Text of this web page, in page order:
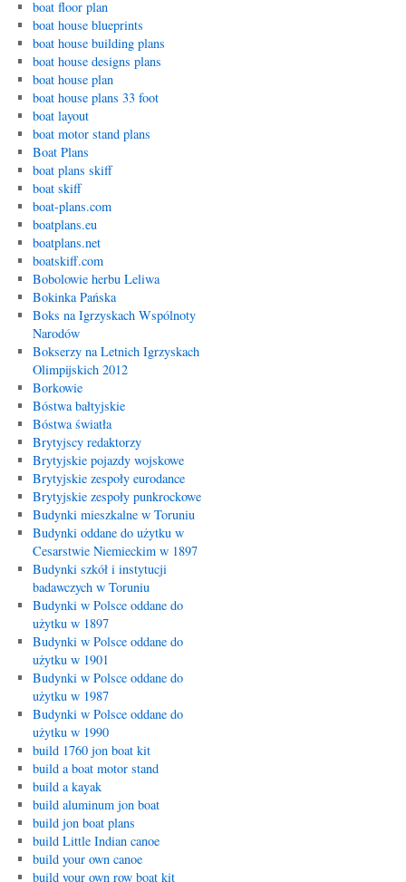
boat floor plan
boat house blueprints
boat house building plans
boat house designs plans
boat house plan
boat house plans 33 foot
boat layout
boat motor stand plans
Boat Plans
boat plans skiff
boat skiff
boat-plans.com
boatplans.eu
boatplans.net
boatskiff.com
Bobolowie herbu Leliwa
Bokinka Pańska
Boks na Igrzyskach Wspólnoty
Narodów
Bokserzy na Letnich Igrzyskach
Olimpijskich 2012
Borkowie
Bóstwa bałtyjskie
Bóstwa światła
Brytyjscy redaktorzy
Brytyjskie pojazdy wojskowe
Brytyjskie zespoły eurodance
Brytyjskie zespoły punkrockowe
Budynki mieszkalne w Toruniu
Budynki oddane do użytku w
Cesarstwie Niemieckim w 1897
Budynki szkół i instytucji
badawczych w Toruniu
Budynki w Polsce oddane do
użytku w 1897
Budynki w Polsce oddane do
użytku w 1901
Budynki w Polsce oddane do
użytku w 1987
Budynki w Polsce oddane do
użytku w 1990
build 1760 jon boat kit
build a boat motor stand
build a kayak
build aluminum jon boat
build jon boat plans
build Little Indian canoe
build your own canoe
build your own row boat kit